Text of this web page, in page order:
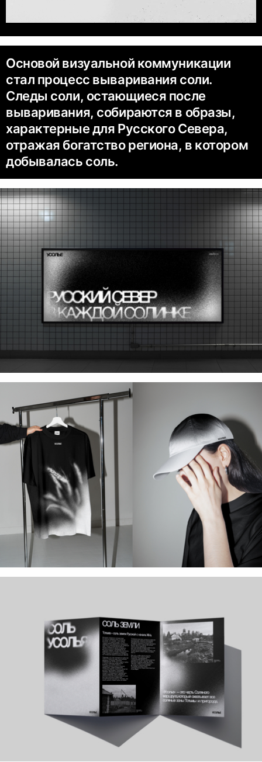
Основой визуальной коммуникации
стал процесс вываривания соли.
Следы соли, остающиеся после
вываривания, собираются в образы,
характерные для Русского Севера,
отражая богатство региона, в котором
добывалась соль.